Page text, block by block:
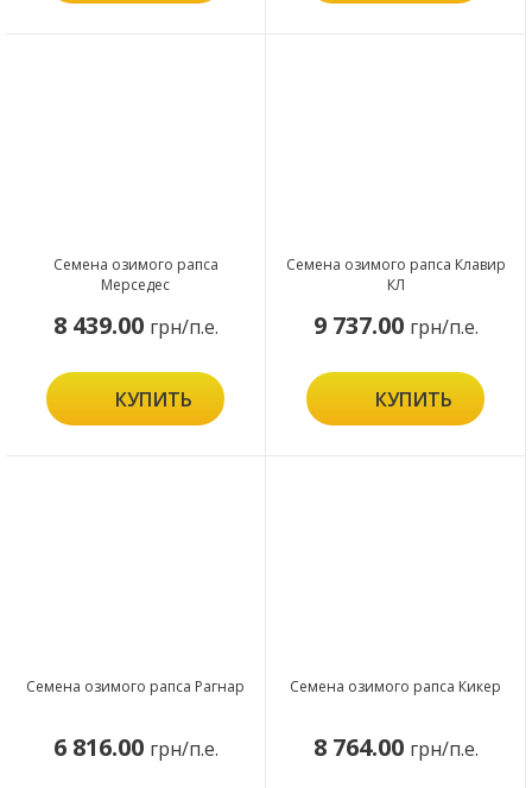
Семена озимого рапса
Мерседес
8 439.00 грн/п.е.
КУПИТЬ
Семена озимого рапса Клавир
КЛ
9 737.00 грн/п.е.
КУПИТЬ
Семена озимого рапса Рагнар
6 816.00 грн/п.е.
Семена озимого рапса Кикер
8 764.00 грн/п.е.